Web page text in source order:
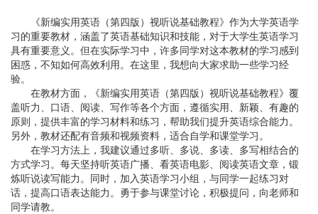
《新编实用英语（第四版）视听说基础教程》作为大学英语学
习的重要教材，涵盖了英语基础知识和技能，对于大学生英语学习
具有重要意义。但在实际学习中，许多同学对这本教材的学习感到
困惑，不知如何高效利用。在这里，我想向大家求助一些学习经
验。
在教材方面，《新编实用英语（第四版）视听说基础教程》覆
盖听力、口语、阅读、写作等各个方面，遵循实用、新颖、有趣的
原则，提供丰富的学习材料和练习，帮助我们提升英语综合能力。
另外，教材还配有音频和视频资料，适合自学和课堂学习。
在学习方法上，我建议通过多听、多说、多读、多写相结合的
方式学习。每天坚持听英语广播、看英语电影、阅读英语文章，锻
炼听说读写能力。同时，加入英语学习小组，与同学一起练习对
话，提高口语表达能力。勇于参与课堂讨论，积极提问，向老师和
同学请教。